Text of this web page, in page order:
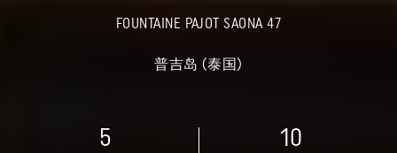
FOUNTAINE PAJOT SAONA 47
普吉岛 (泰国)
5 10